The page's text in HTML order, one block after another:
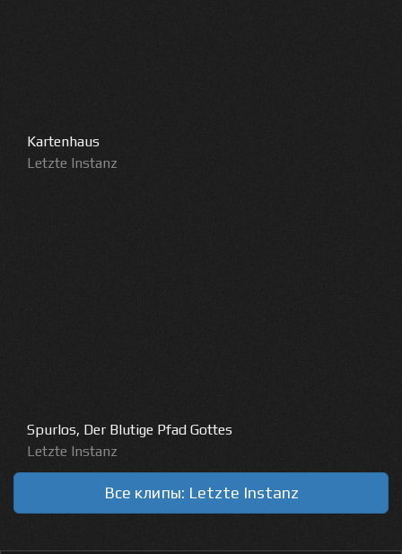
Kartenhaus
Letzte Instanz
Spurlos, Der Blutige Pfad Gottes
Letzte Instanz
Все клипы: Letzte Instanz